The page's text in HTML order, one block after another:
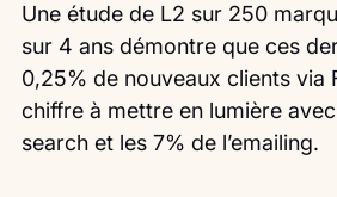
Une étude de L2 sur 250
sur 4 ans démontre que ces
0,25% de nouveaux clients via
chiffre à mettre en lumière
search et les 7% de l’emailing.